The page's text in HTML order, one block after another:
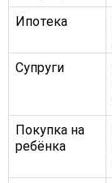
Ипотека
Супруги
Покупка на
ребёнка